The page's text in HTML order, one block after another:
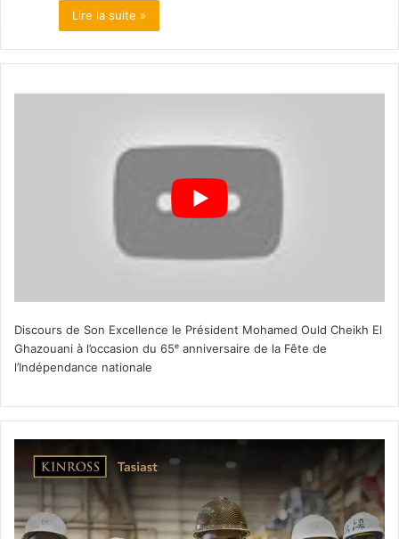
Lire la suite »
Discours de Son Excellence le Président Mohamed Ould Cheikh El
Ghazouani à l’occasion du 65ᵉ anniversaire de la Fête de
l’Indépendance nationale